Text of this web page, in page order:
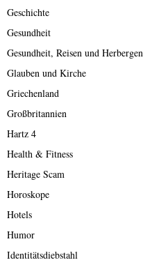
Geschichte
Gesundheit
Gesundheit, Reisen und Herbergen
Glauben und Kirche
Griechenland
Großbritannien
Hartz 4
Health & Fitness
Heritage Scam
Horoskope
Hotels
Humor
Identitätsdiebstahl